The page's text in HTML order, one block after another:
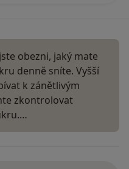
obezni, jaký mate
denně sníte. Vyšší
k zánětlivým
zkontrolovat